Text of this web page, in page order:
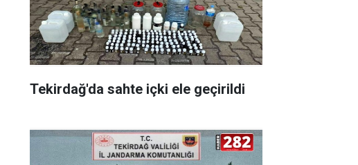
Tekirdağ'da sahte içki ele geçirildi